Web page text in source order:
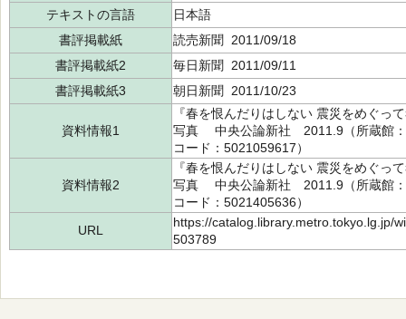
テキストの言語
日本語
書評掲載紙
読売新聞 2011/09/18
書評掲載紙2
毎日新聞 2011/09/11
書評掲載紙3
朝日新聞 2011/10/23
資料情報1
『春を恨んだりはしない 震災をめぐ
写真 中央公論新社 2011.9（所蔵館
コード：5021059617）
資料情報2
『春を恨んだりはしない 震災をめぐ
写真 中央公論新社 2011.9（所蔵館
コード：5021405636）
URL
https://catalog.library.metro.tokyo.lg.jp/
503789